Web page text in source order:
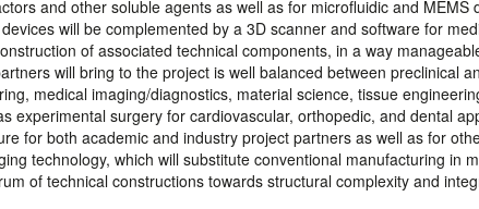
and other soluble agents as well as for microfluidic and
will be complemented by a 3D scanner and software for
of associated technical components, in a way
will bring to the project is well balanced between preclinical
medical imaging/diagnostics, material science, tissue
experimental surgery for cardiovascular, orthopedic, and dental
for both academic and industry project partners as well as for
technology, which will substitute conventional manufacturing in
of technical constructions towards structural complexity and